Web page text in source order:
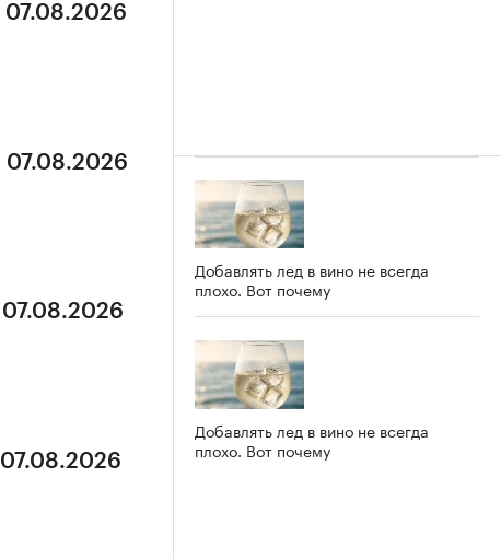
07.08.2026
07.08.2026
07.08.2026
07.08.2026
Добавлять лед в вино не всегда
плохо. Вот почему
Добавлять лед в вино не всегда
плохо. Вот почему